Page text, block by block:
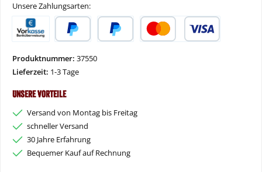
Unsere Zahlungsarten:
Produktnummer: 37550
Lieferzeit: 1-3 Tage
Unsere Vorteile
Versand von Montag bis Freitag
schneller Versand
30 Jahre Erfahrung
Bequemer Kauf auf Rechnung